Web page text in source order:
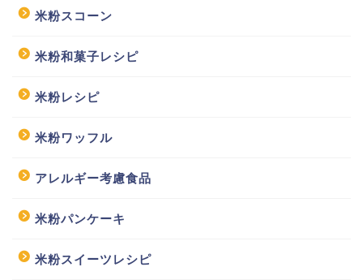
米粉スコーン
米粉和菓子レシピ
米粉レシピ
米粉ワッフル
アレルギー考慮食品
米粉パンケーキ
米粉スイーツレシピ